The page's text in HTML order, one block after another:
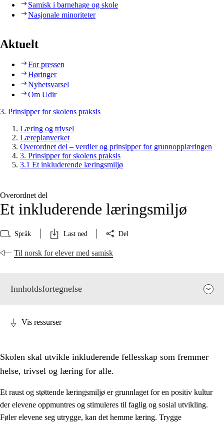
Samisk i barnehage og skole
Nasjonale minoriteter
Aktuelt
For pressen
Høringer
Nyhetsvarsel
Om Udir
3. Prinsipper for skolens praksis
Læring og trivsel
Læreplanverket
Overordnet del – verdier og prinsipper for grunnopplæringen
3. Prinsipper for skolens praksis
3.1 Et inkluderende læringsmiljø
Overordnet del
Et inkluderende læringsmiljø
Språk Last ned Del
Til norsk for elever med samisk
Innholdsfortegnelse
Vis ressurser
Skolen skal utvikle inkluderende fellesskap som fremmer
helse, trivsel og læring for alle.
Et raust og støttende læringsmiljø er grunnlaget for en positiv kultur
der elevene oppmuntres og stimuleres til faglig og sosial utvikling.
Føler elevene seg utrygge, kan det hemme læring. Trygge